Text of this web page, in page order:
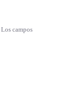
Los campos